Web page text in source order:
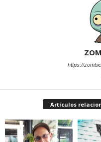
https://
Artículos